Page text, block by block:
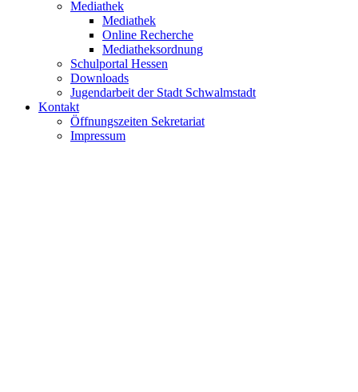
Mediathek
Mediathek
Online Recherche
Mediatheksordnung
Schulportal Hessen
Downloads
Jugendarbeit der Stadt Schwalmstadt
Kontakt
Öffnungszeiten Sekretariat
Impressum